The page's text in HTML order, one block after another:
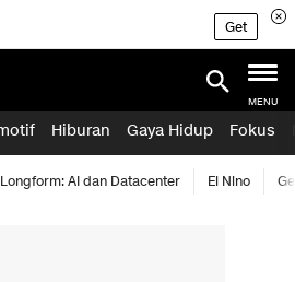
Get
MENU
Hiburan Gaya Hidup Fokus
Longform: AI dan Datacenter El Nino